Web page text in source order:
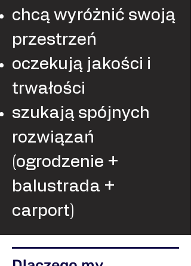
chcą wyróżnić swoją
przestrzeń
oczekują jakości i
trwałości
szukają spójnych
rozwiązań
(ogrodzenie +
balustrada +
carport)